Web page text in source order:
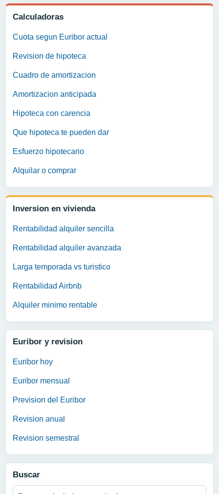
Calculadoras
Cuota segun Euribor actual
Revision de hipoteca
Cuadro de amortizacion
Amortizacion anticipada
Hipoteca con carencia
Que hipoteca te pueden dar
Esfuerzo hipotecario
Alquilar o comprar
Inversion en vivienda
Rentabilidad alquiler sencilla
Rentabilidad alquiler avanzada
Larga temporada vs turistico
Rentabilidad Airbnb
Alquiler minimo rentable
Euribor y revision
Euribor hoy
Euribor mensual
Prevision del Euribor
Revision anual
Revision semestral
Buscar
Buscar: